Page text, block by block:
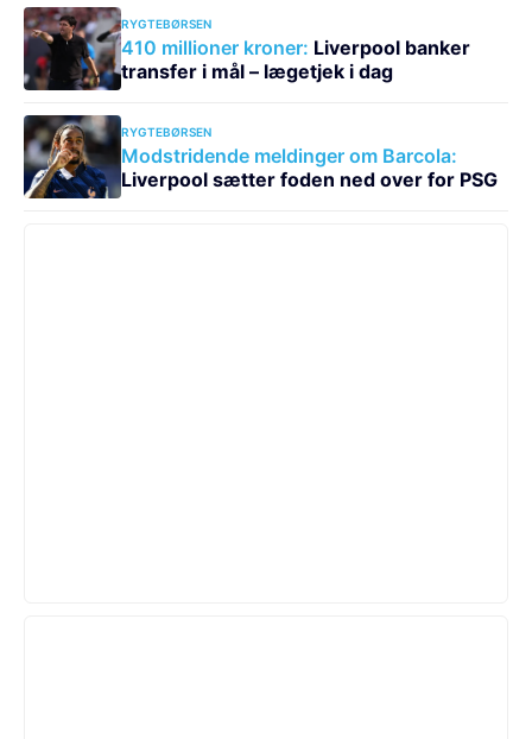
RYGTEBØRSEN
410 millioner kroner: Liverpool banker
transfer i mål – lægetjek i dag
RYGTEBØRSEN
Modstridende meldinger om Barcola:
Liverpool sætter foden ned over for PSG